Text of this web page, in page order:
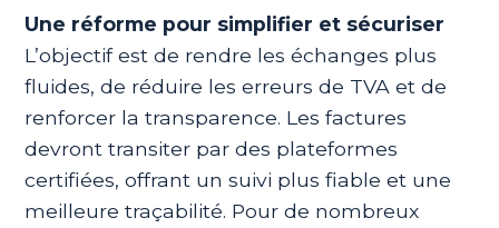
Une réforme pour simplifier et sécuriser
L’objectif est de rendre les échanges plus
fluides, de réduire les erreurs de TVA et de
renforcer la transparence. Les factures
devront transiter par des plateformes
certifiées, offrant un suivi plus fiable et une
meilleure traçabilité. Pour de nombreux